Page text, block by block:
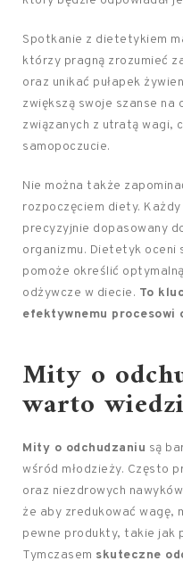
Spotkanie z dietetykiem
którzy pragną zrozumieć
oraz unikać pułapek
zwiększą swoje szanse na
związanych z utratą wagi,
samopoczucie.
Nie można także
rozpoczęciem diety.
precyzyjnie dopasowany
organizmu. Dietetyk
pomoże określić
odżywcze w diecie. To
efektywnemu procesowi
Mity o
warto
Mity o odchudzaniu są
wśród młodzieży. Często
oraz niezdrowych
że aby zredukować wagę,
pewne produkty, takie jak
Tymczasem skuteczne